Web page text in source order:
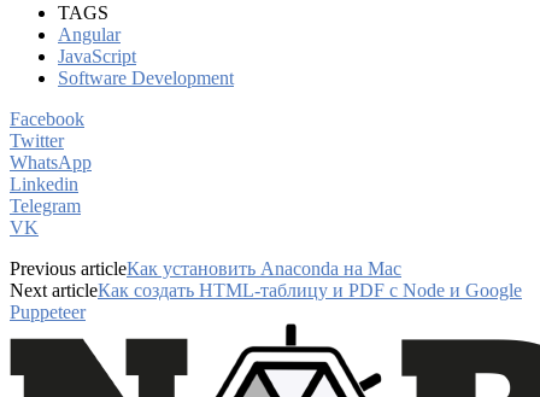
TAGS
Angular
JavaScript
Software Development
Facebook
Twitter
WhatsApp
Linkedin
Telegram
VK
Previous articleКак установить Anaconda на Mac
Next articleКак создать HTML-таблицу и PDF с Node и Google
Puppeteer